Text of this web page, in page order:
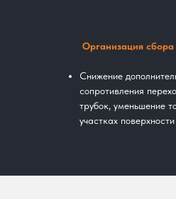
Организация сбора
Снижение
сопротивления
трубок, уменьшение
участках